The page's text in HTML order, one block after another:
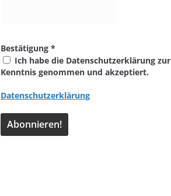
Bestätigung *
Ich habe die Datenschutzerklärung zur
Kenntnis genommen und akzeptiert.
Datenschutzerklärung